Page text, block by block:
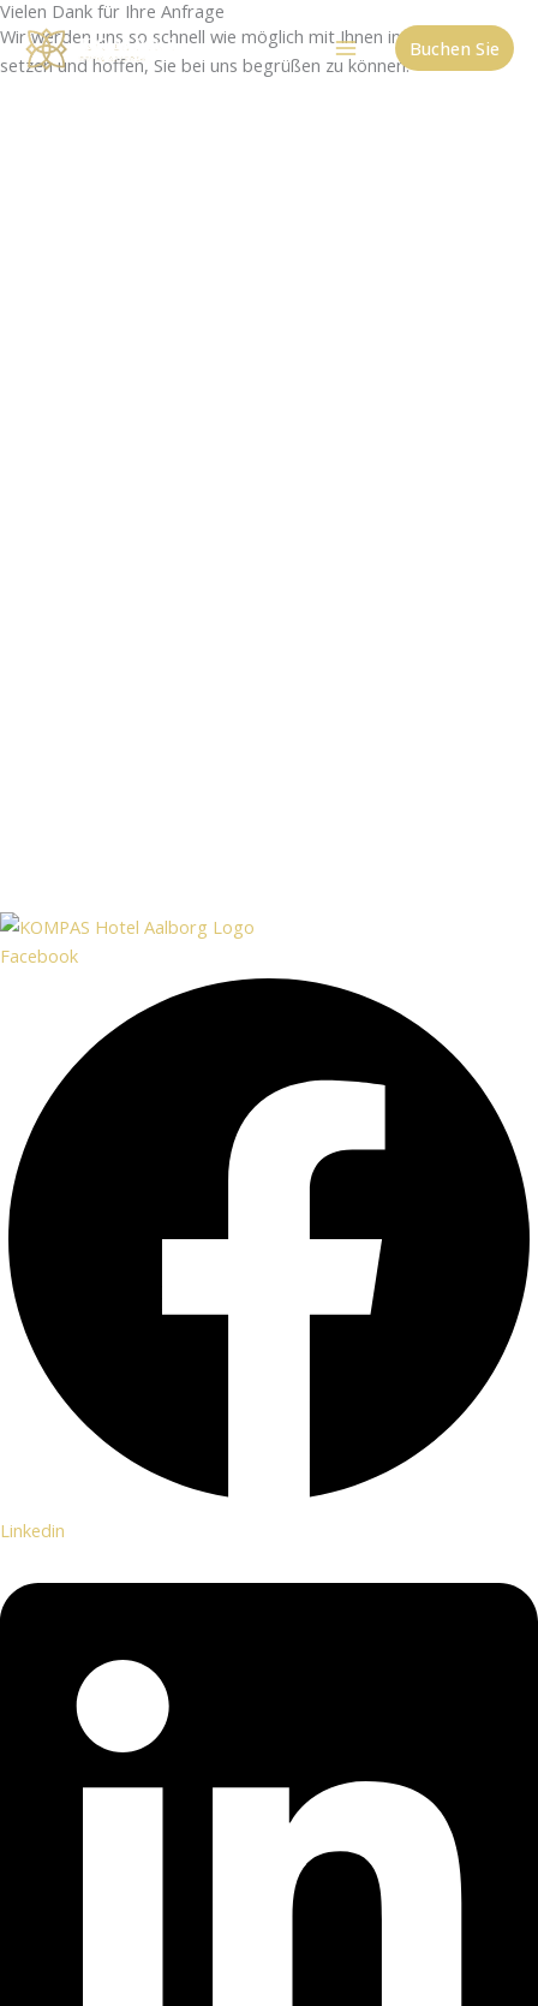
Zum
Inhalt
springen
Buchen Sie
Vielen Dank für Ihre Anfrage
Wir werden uns so schnell wie möglich mit Ihnen in Verbindung
setzen und hoffen, Sie bei uns begrüßen zu können.
Facebook
Linkedin